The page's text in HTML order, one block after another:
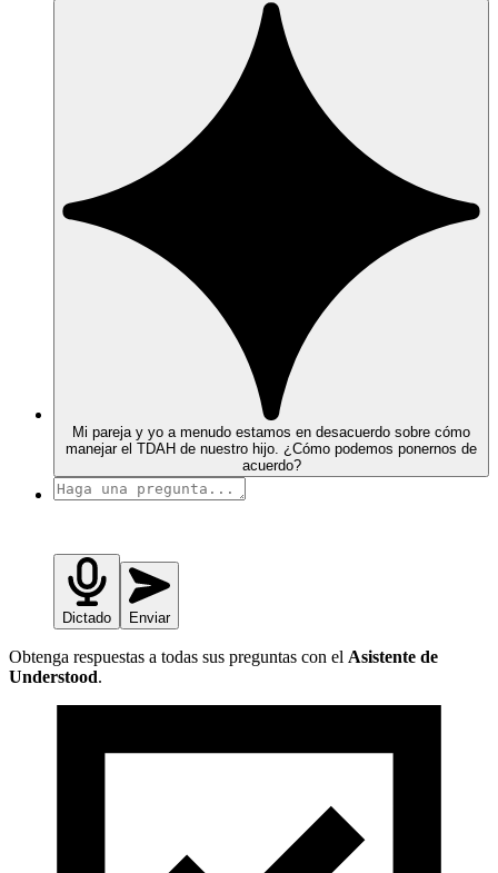
Mi pareja y yo a menudo estamos en desacuerdo sobre cómo
manejar el TDAH de nuestro hijo. ¿Cómo podemos ponernos de
acuerdo?
Dictado Enviar
Obtenga respuestas a todas sus preguntas con el Asistente de
Understood.